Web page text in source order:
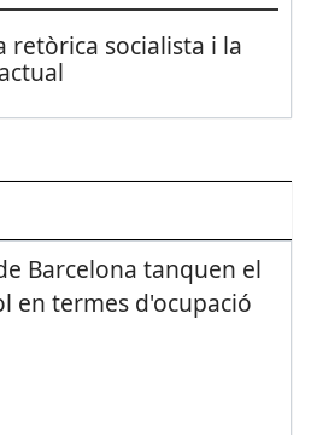
retòrica socialista i la